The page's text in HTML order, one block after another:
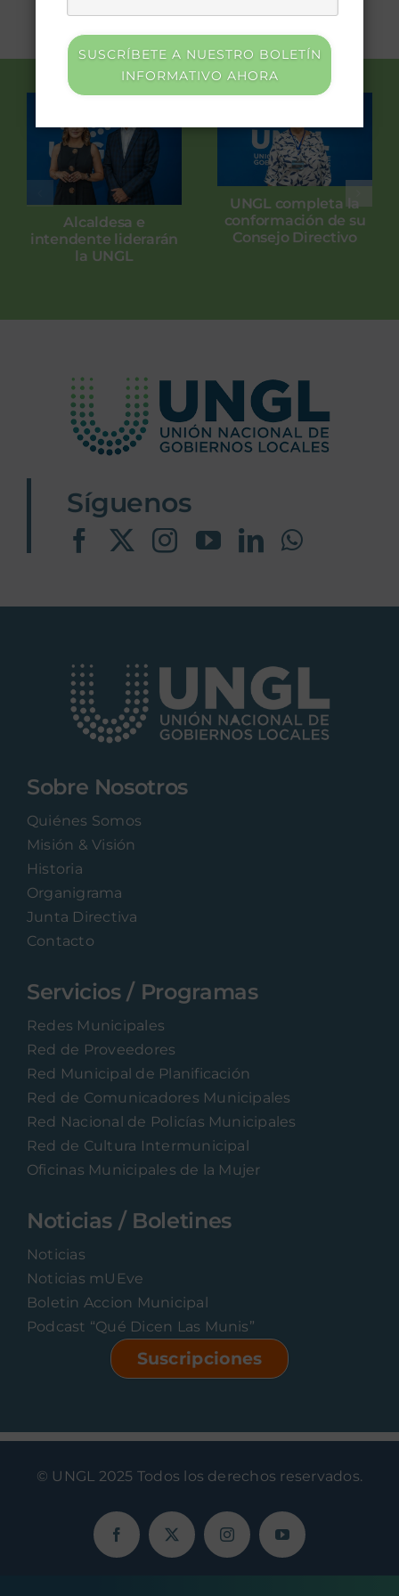
Alcaldesa e
intendente liderarán
la UNGL
UNGL completa la
conformación de su
Consejo Directivo
Síguenos
Sobre Nosotros
Quiénes Somos
Misión & Visión
Historia
Organigrama
Junta Directiva
Contacto
Servicios / Programas
Redes Municipales
Red de Proveedores
Red Municipal de Planificación
Red de Comunicadores Municipales
Red Nacional de Policías Municipales
Red de Cultura Intermunicipal
Oficinas Municipales de la Mujer
Noticias / Boletines
Noticias
Noticias mUEve
Boletin Accion Municipal
Podcast “Qué Dicen Las Munis”
Suscripciones
© UNGL 2025 Todos los derechos reservados.
SUSCRÍBETE A NUESTRO BOLETÍN
INFORMATIVO AHORA